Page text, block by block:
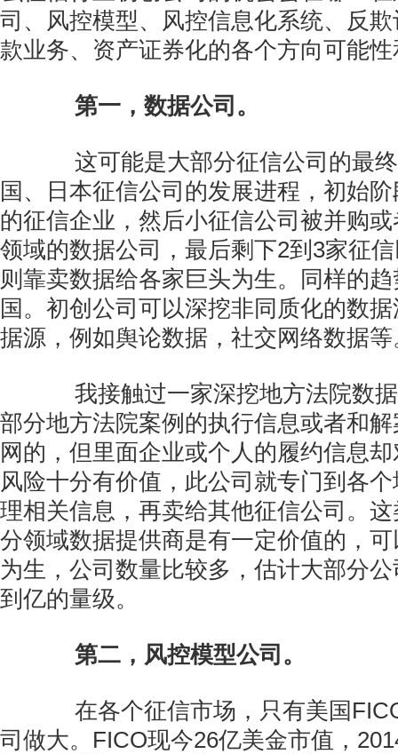
司、风控模型、风控信息化系统、反
款业务、资产证券化的各个方向可能
第一，数据公司。
这可能是大部分征信公司的最终
国、日本征信公司的发展进程，初始
的征信企业，然后小征信公司被并购
领域的数据公司，最后剩下2到3家征
则靠卖数据给各家巨头为生。同样的
国。初创公司可以深挖非同质化的数
据源，例如舆论数据，社交网络数据等
我接触过一家深挖地方法院数据
部分地方法院案例的执行信息或者和
网的，但里面企业或个人的履约信息
风险十分有价值，此公司就专门到各
理相关信息，再卖给其他征信公司。
分领域数据提供商是有一定价值的，
为生，公司数量比较多，估计大部分
到亿的量级。
第二，风控模型公司。
在各个征信市场，只有美国
司做大。FICO现今26亿美金市值，